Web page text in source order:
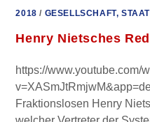
2018 / GESELLSCHAFT,
Henry Nietsches
https://www.youtube.com/
Fraktionslosen Henry